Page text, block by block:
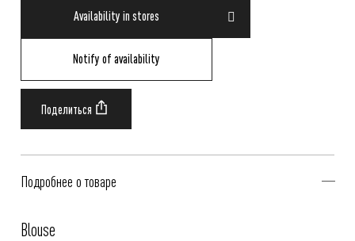
Availability in stores
Notify of availability
Подробнее о товаре
Blouse